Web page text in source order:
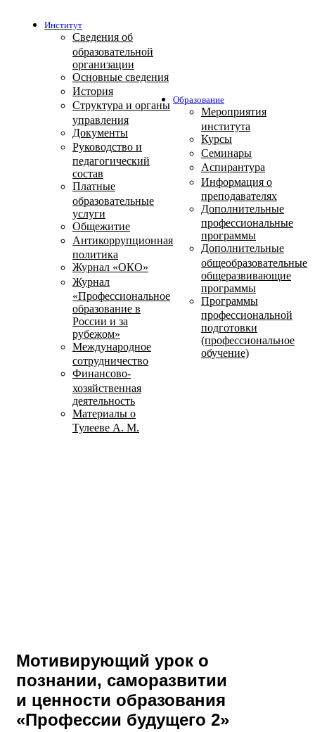
Институт
Сведения об
образовательной
организации
Основные сведения
История
Структура и органы
управления
Документы
Руководство и
педагогический
состав
Платные
образовательные
услуги
Общежитие
Антикоррупционная
политика
Журнал «ОКО»
Журнал
«Профессиональное
образование в
России и за
рубежом»
Международное
сотрудничество
Финансово-
хозяйственная
деятельность
Материалы о
Тулееве А. М.
Образование
Мероприятия
института
Курсы
Семинары
Аспирантура
Информация о
преподавателях
Дополнительные
профессиональные
программы
Дополнительные
общеобразовательные
общеразвивающие
программы
Программы
профессиональной
подготовки
(профессиональное
обучение)
Мотивирующий урок о
познании, саморазвитии
и ценности образования
«Профессии будущего 2»